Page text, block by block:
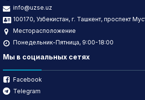
info@uzse.uz
100170, Узбекистан, г. Ташкент, проспект
Месторасположение
Понедельник-Пятница, 9:00-18:00
Мы в социальных сетях
Facebook
Telegram